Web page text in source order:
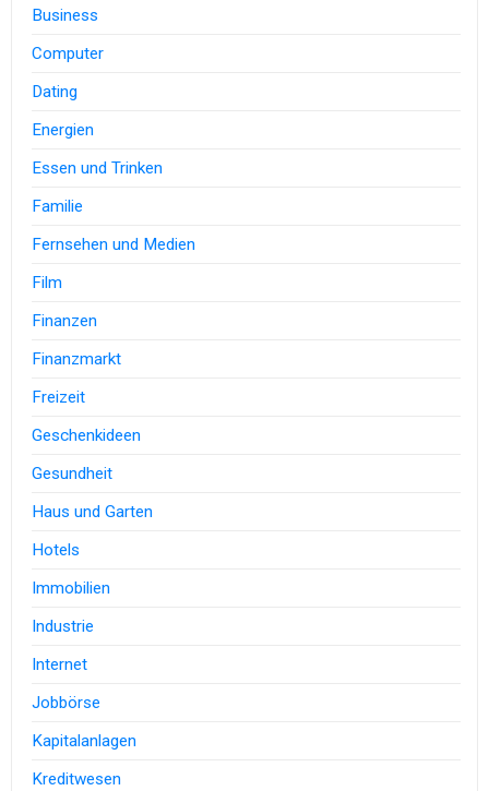
Business
Computer
Dating
Energien
Essen und Trinken
Familie
Fernsehen und Medien
Film
Finanzen
Finanzmarkt
Freizeit
Geschenkideen
Gesundheit
Haus und Garten
Hotels
Immobilien
Industrie
Internet
Jobbörse
Kapitalanlagen
Kreditwesen